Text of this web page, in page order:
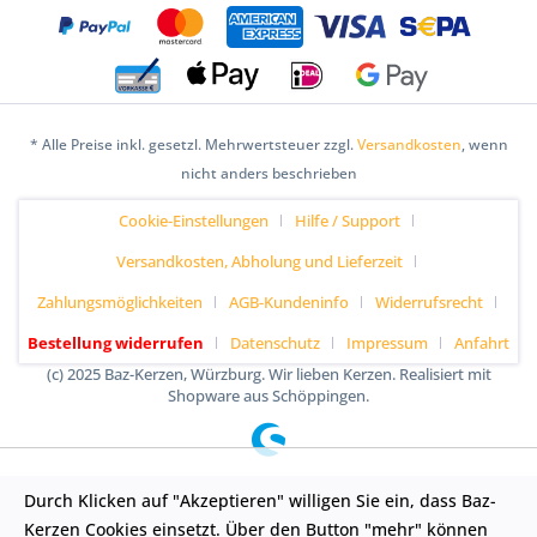
* Alle Preise inkl. gesetzl. Mehrwertsteuer zzgl.Versandkosten, wenn
nicht anders beschrieben
Cookie-Einstellungen
Hilfe / Support
Versandkosten, Abholung und Lieferzeit
Zahlungsmöglichkeiten
AGB-Kundeninfo
Widerrufsrecht
Bestellung widerrufen
Datenschutz Impressum
Anfahrt
(c) 2025 Baz-Kerzen, Würzburg. Wir lieben Kerzen. Realisiert mit
Shopware aus Schöppingen.
Durch Klicken auf "Akzeptieren" willigen Sie ein, dass Baz-
Kerzen Cookies einsetzt. Über den Button "mehr" können